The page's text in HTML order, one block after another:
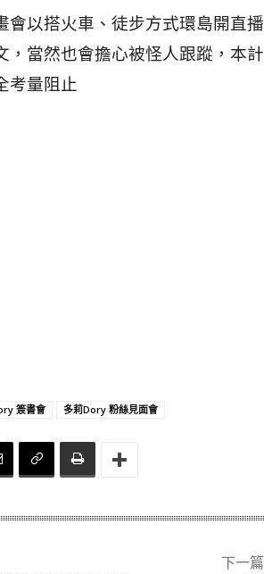
會以搭火車、徒步方式環島開直
，當然也會擔心被怪人跟蹤，本
考量阻止
簽書會 多莉Dory 粉絲見面會
下一